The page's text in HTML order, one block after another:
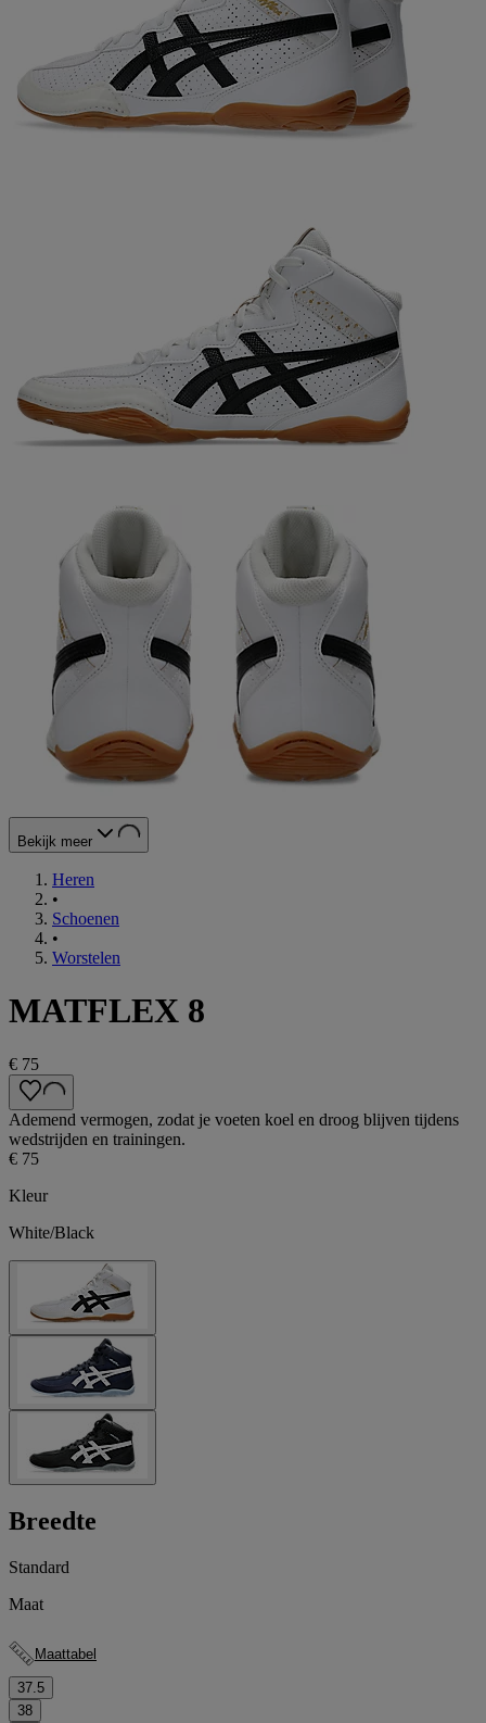
Bekijk meer
Heren
•
Schoenen
•
Worstelen
MATFLEX 8
€ 75
Ademend vermogen, zodat je voeten koel en droog blijven tijdens
wedstrijden en trainingen.
€ 75
Kleur
White/Black
Breedte
Standard
Maat
Maattabel
37.5
38